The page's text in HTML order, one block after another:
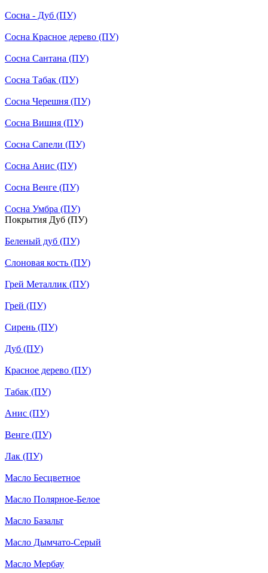
Сосна - Дуб (ПУ)
Сосна Красное дерево (ПУ)
Сосна Сантана (ПУ)
Сосна Табак (ПУ)
Сосна Черешня (ПУ)
Сосна Вишня (ПУ)
Сосна Сапели (ПУ)
Сосна Анис (ПУ)
Сосна Венге (ПУ)
Сосна Умбра (ПУ)
Покрытия Дуб (ПУ)
Беленый дуб (ПУ)
Слоновая кость (ПУ)
Грей Металлик (ПУ)
Грей (ПУ)
Сирень (ПУ)
Дуб (ПУ)
Красное дерево (ПУ)
Табак (ПУ)
Анис (ПУ)
Венге (ПУ)
Лак (ПУ)
Масло Бесцветное
Масло Полярное-Белое
Масло Базальт
Масло Дымчато-Серый
Масло Мербау